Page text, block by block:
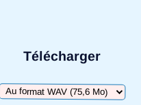
Télécharger